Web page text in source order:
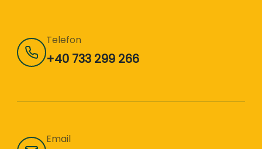
Telefon
+40 733 299 266
Email